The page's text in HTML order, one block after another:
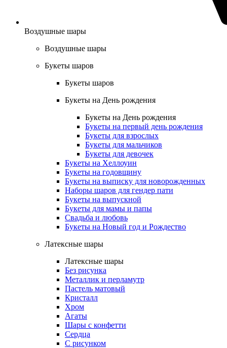
Воздушные шары
Воздушные шары
Букеты шаров
Букеты шаров
Букеты на День рождения
Букеты на День рождения
Букеты на первый день рождения
Букеты для взрослых
Букеты для мальчиков
Букеты для девочек
Букеты на Хеллоуин
Букеты на годовщину
Букеты на выписку для новорожденных
Наборы шаров для гендер пати
Букеты на выпускной
Букеты для мамы и папы
Свадьба и любовь
Букеты на Новый год и Рождество
Латексные шары
Латексные шары
Без рисунка
Металлик и перламутр
Пастель матовый
Кристалл
Хром
Агаты
Шары с конфетти
Сердца
С рисунком